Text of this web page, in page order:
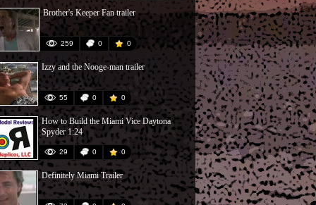
Brother's Keeper Fan trailer
259 0 0
Izzy and the Nooge-man trailer
55 0 0
How to Build the Miami Vice Daytona
Spyder 1:24
29 0 0
Definitely Miami Trailer
Phil Collins
94
Miami Vice
19
Mort de Zito
237
Jan